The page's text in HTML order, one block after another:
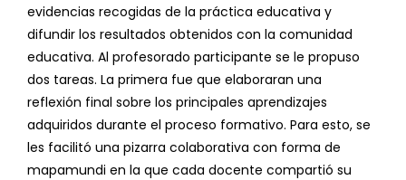
evidencias recogidas de la práctica educativa y
difundir los resultados obtenidos con la comunidad
educativa. Al profesorado participante se le propuso
dos tareas. La primera fue que elaboraran una
reflexión final sobre los principales aprendizajes
adquiridos durante el proceso formativo. Para esto, se
les facilitó una pizarra colaborativa con forma de
mapamundi en la que cada docente compartió su